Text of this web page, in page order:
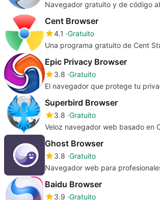
Navegador gratuito y de código
Cent Browser
4.1 Gratuito
Una programa gratuito de Cent
Epic Privacy Browser
3.8 Gratuito
El navegador que protege tu
Superbird Browser
3.8 Gratuito
Veloz navegador web basado en
Ghost Browser
3.8 Gratuito
Navegador web para
Baidu Browser
3.9 Gratuito